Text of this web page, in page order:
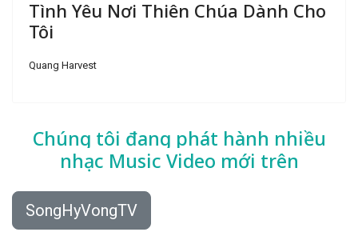
Tình Yêu Nơi Thiên Chúa Dành Cho
Tôi
Quang Harvest
Chúng tôi đang phát hành nhiều
nhạc Music Video mới trên
SongHyVongTV